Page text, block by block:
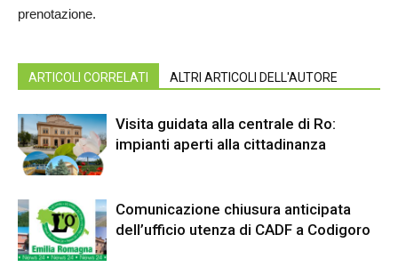
prenotazione.
ARTICOLI CORRELATI ALTRI ARTICOLI DELL'AUTORE
Visita guidata alla centrale di Ro:
impianti aperti alla cittadinanza
Comunicazione chiusura anticipata
dell’ufficio utenza di CADF a Codigoro